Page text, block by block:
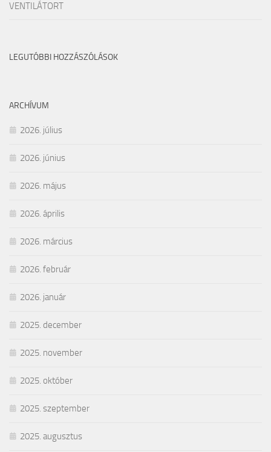
VENTILÁTORT
LEGUTÓBBI HOZZÁSZÓLÁSOK
ARCHÍVUM
2026. július
2026. június
2026. május
2026. április
2026. március
2026. február
2026. január
2025. december
2025. november
2025. október
2025. szeptember
2025. augusztus